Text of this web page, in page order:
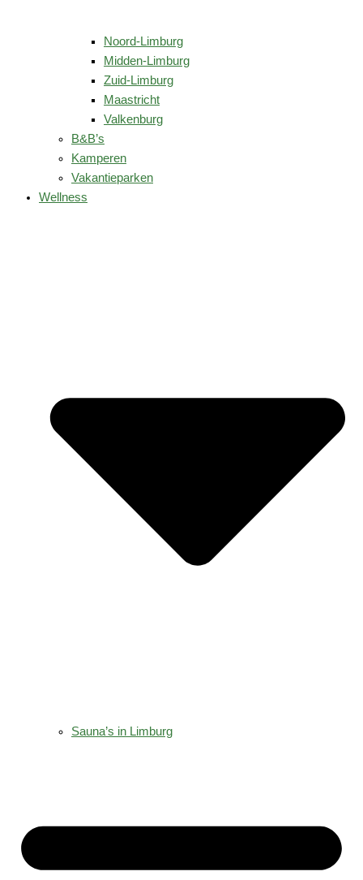
Noord-Limburg
Midden-Limburg
Zuid-Limburg
Maastricht
Valkenburg
B&B’s
Kamperen
Vakantieparken
Wellness
Sauna’s in Limburg